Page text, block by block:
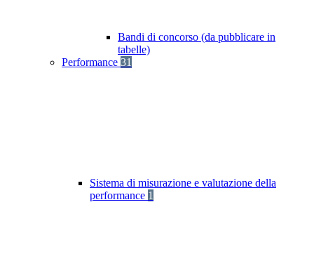
Bandi di concorso (da pubblicare in
tabelle)
Performance 31
Sistema di misurazione e valutazione della
performance 1